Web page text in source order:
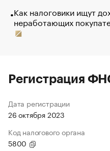
Как налоговики ищут
неработающих
Регистрация
Дата регистрации
26 октября 2023
Код налогового органа
5800